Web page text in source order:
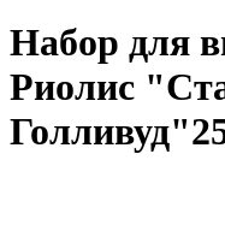
Набор для
Риолис